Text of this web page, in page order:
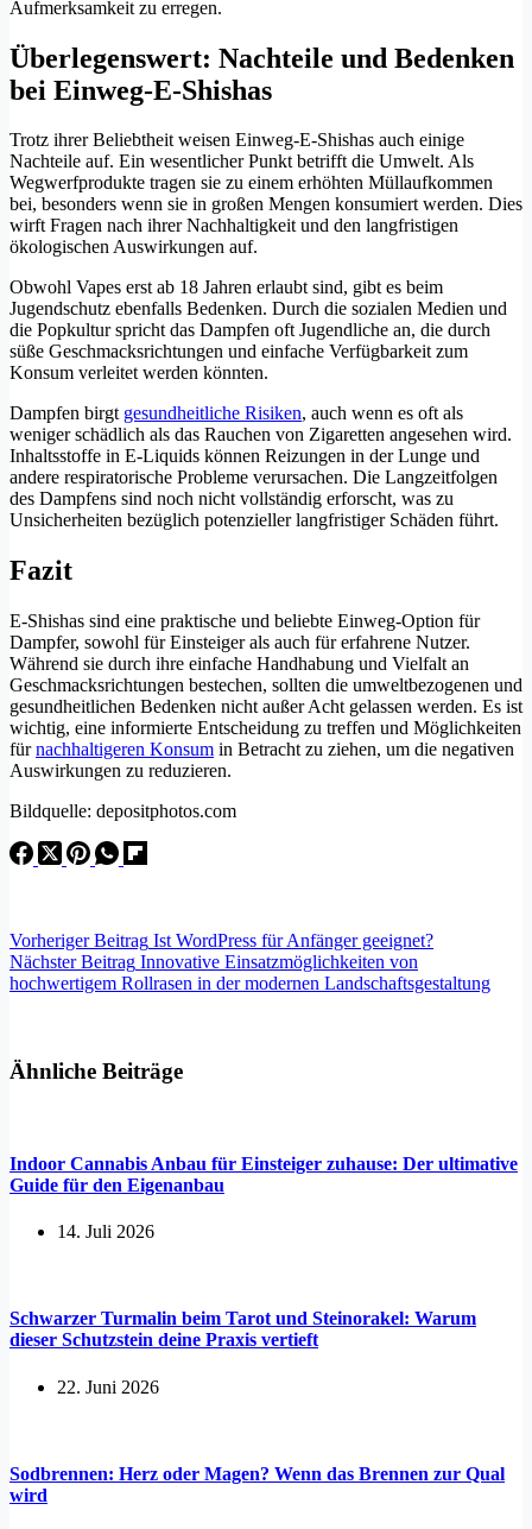
Aufmerksamkeit zu erregen.
Überlegenswert: Nachteile und Bedenken
bei Einweg-E-Shishas
Trotz ihrer Beliebtheit weisen Einweg-E-Shishas auch einige
Nachteile auf. Ein wesentlicher Punkt betrifft die Umwelt. Als
Wegwerfprodukte tragen sie zu einem erhöhten Müllaufkommen
bei, besonders wenn sie in großen Mengen konsumiert werden. Dies
wirft Fragen nach ihrer Nachhaltigkeit und den langfristigen
ökologischen Auswirkungen auf.
Obwohl Vapes erst ab 18 Jahren erlaubt sind, gibt es beim
Jugendschutz ebenfalls Bedenken. Durch die sozialen Medien und
die Popkultur spricht das Dampfen oft Jugendliche an, die durch
süße Geschmacksrichtungen und einfache Verfügbarkeit zum
Konsum verleitet werden könnten.
Dampfen birgt gesundheitliche Risiken, auch wenn es oft als
weniger schädlich als das Rauchen von Zigaretten angesehen wird.
Inhaltsstoffe in E-Liquids können Reizungen in der Lunge und
andere respiratorische Probleme verursachen. Die Langzeitfolgen
des Dampfens sind noch nicht vollständig erforscht, was zu
Unsicherheiten bezüglich potenzieller langfristiger Schäden führt.
Fazit
E-Shishas sind eine praktische und beliebte Einweg-Option für
Dampfer, sowohl für Einsteiger als auch für erfahrene Nutzer.
Während sie durch ihre einfache Handhabung und Vielfalt an
Geschmacksrichtungen bestechen, sollten die umweltbezogenen und
gesundheitlichen Bedenken nicht außer Acht gelassen werden. Es ist
wichtig, eine informierte Entscheidung zu treffen und Möglichkeiten
fürnachhaltigeren Konsum in Betracht zu ziehen, um die negativen
Auswirkungen zu reduzieren.
Bildquelle: depositphotos.com
VorherigerBeitrag Ist WordPress für Anfänger geeignet?
NächsterBeitrag Innovative Einsatzmöglichkeiten von
hochwertigem Rollrasen in der modernen Landschaftsgestaltung
Ähnliche Beiträge
Indoor Cannabis Anbau für Einsteiger zuhause: Der ultimative
Guide für den Eigenanbau
14. Juli 2026
Schwarzer Turmalin beim Tarot und Steinorakel: Warum
dieser Schutzstein deine Praxis vertieft
22. Juni 2026
Sodbrennen: Herz oder Magen? Wenn das Brennen zur Qual
wird